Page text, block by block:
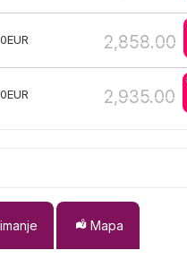
EUR 2,858.00
EUR 2,935.00
Mapa